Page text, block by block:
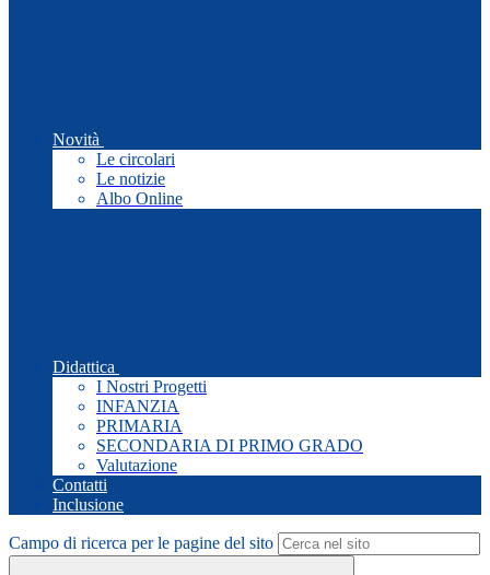
Novità
Le circolari
Le notizie
Albo Online
Didattica
I Nostri Progetti
INFANZIA
PRIMARIA
SECONDARIA DI PRIMO GRADO
Valutazione
Contatti
Inclusione
Campo di ricerca per le pagine del sito